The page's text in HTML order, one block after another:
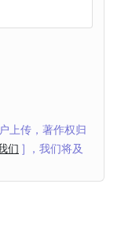
上传，著作权归
们 ] ，我们将及